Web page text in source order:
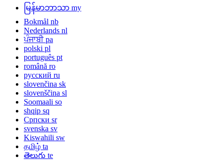
မြန်မာဘာသာ my
Bokmål nb
Nederlands nl
ਪੰਜਾਬੀ pa
polski pl
português pt
română ro
русский ru
slovenčina sk
slovenščina sl
Soomaali so
shqip sq
Српски sr
svenska sv
Kiswahili sw
தமிழ் ta
తెలుగు te